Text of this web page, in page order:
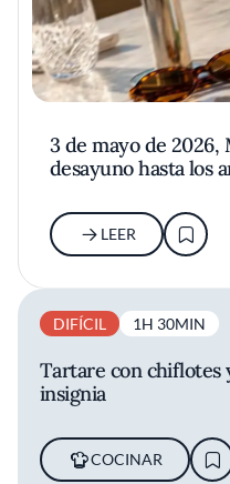
3 de mayo de 2026,
desayuno hasta los
LEER
DIFÍCIL 1H 30MIN
Tartare con
insignia
COCINAR